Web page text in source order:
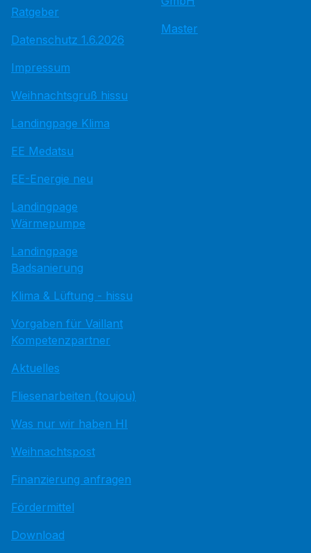
Ratgeber
Datenschutz 1.6.2026
Impressum
Weihnachtsgruß hissu
Landingpage Klima
EE Medatsu
EE-Energie neu
Landingpage
Wärmepumpe
Landingpage
Badsanierung
Klima & Lüftung - hissu
Vorgaben für Vaillant
Kompetenzpartner
Aktuelles
Fliesenarbeiten (toujou)
Was nur wir haben HI
Weihnachtspost
Finanzierung anfragen
Fördermittel
Download
Master